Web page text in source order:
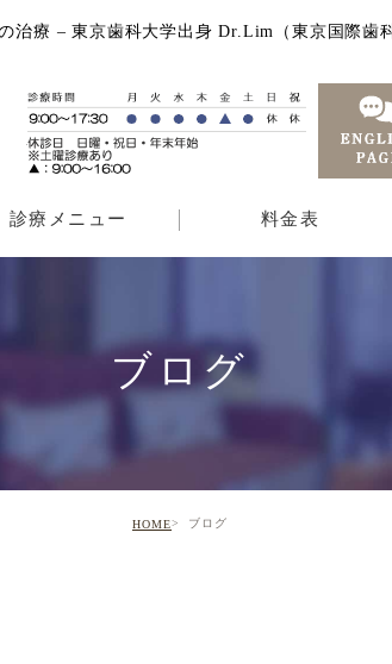
治療 – 東京歯科大学出身 Dr.Lim（東京国際
診療メニュー 料金表
ブログ
HOME ブログ